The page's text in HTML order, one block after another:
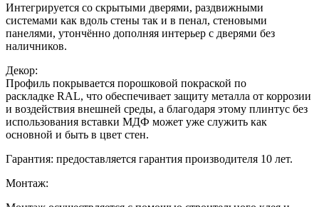
Интегрируется со скрытыми дверями, раздвижными
системами как вдоль стены так и в пенал, стеновыми
панелями, утончённо дополняя интерьер с дверями без
наличников.
Декор:
Профиль покрывается порошковой покраской по
раскладке RAL, что обеспечивает защиту металла от коррозии
и воздействия внешней среды, а благодаря этому плинтус без
использования вставки МДФ может уже служить как
основной и быть в цвет стен.
Гарантия: предоставляется гарантия производителя 10 лет.
Монтаж: